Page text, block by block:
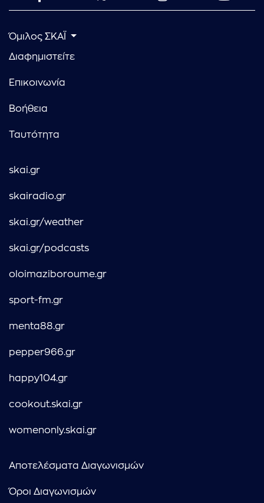
Όμιλος ΣΚΑΪ
Διαφημιστείτε
Επικοινωνία
Βοήθεια
Ταυτότητα
skai.gr
skairadio.gr
skai.gr/weather
skai.gr/podcasts
oloimaziboroume.gr
sport-fm.gr
menta88.gr
pepper966.gr
happy104.gr
cookout.skai.gr
womenonly.skai.gr
Αποτελέσματα Διαγωνισμών
Όροι Διαγωνισμών